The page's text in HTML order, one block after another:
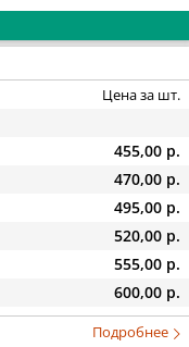
Цена за шт.
455,00 р.
470,00 р.
495,00 р.
520,00 р.
555,00 р.
600,00 р.
Подробнее